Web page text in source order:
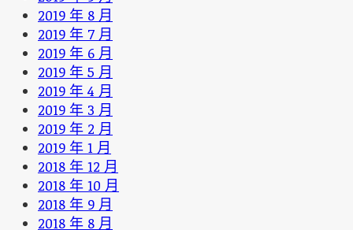
2019 年 8 月
2019 年 7 月
2019 年 6 月
2019 年 5 月
2019 年 4 月
2019 年 3 月
2019 年 2 月
2019 年 1 月
2018 年 12 月
2018 年 10 月
2018 年 9 月
2018 年 8 月